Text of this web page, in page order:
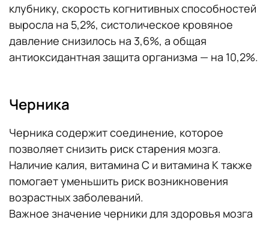
клубнику, скорость когнитивных способностей
выросла на 5,2%, систолическое кровяное
давление снизилось на 3,6%, а общая
антиоксидантная защита организма — на 10,2%.
Черника
Черника содержит соединение, которое
позволяет снизить риск старения мозга.
Наличие калия, витамина С и витамина К также
помогает уменьшить риск возникновения
возрастных заболеваний.
Важное значение черники для здоровья мозга